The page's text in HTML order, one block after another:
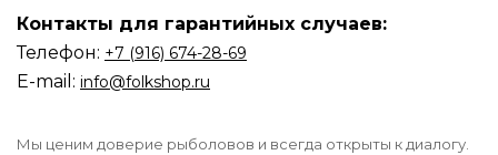
Контакты для гарантийных случаев:
Телефон: ‪‪+7 (916) 674-28-69
E-mail: info@folkshop.ru
Мы ценим доверие рыболовов и всегда открыты к диалогу.